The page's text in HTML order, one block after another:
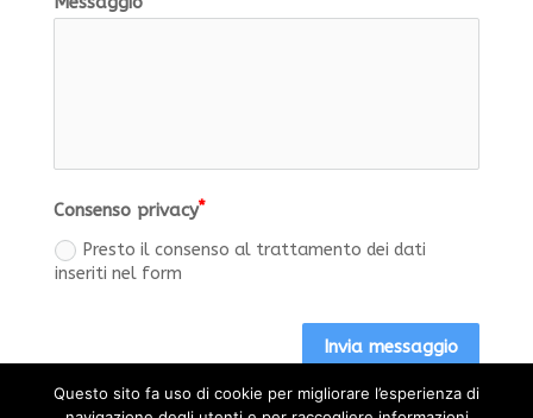
Consenso privacy
Presto il consenso al trattamento dei dati
inseriti nel form
Invia messaggio
Alternative:
Questo sito fa uso di cookie per migliorare l’esperienza di